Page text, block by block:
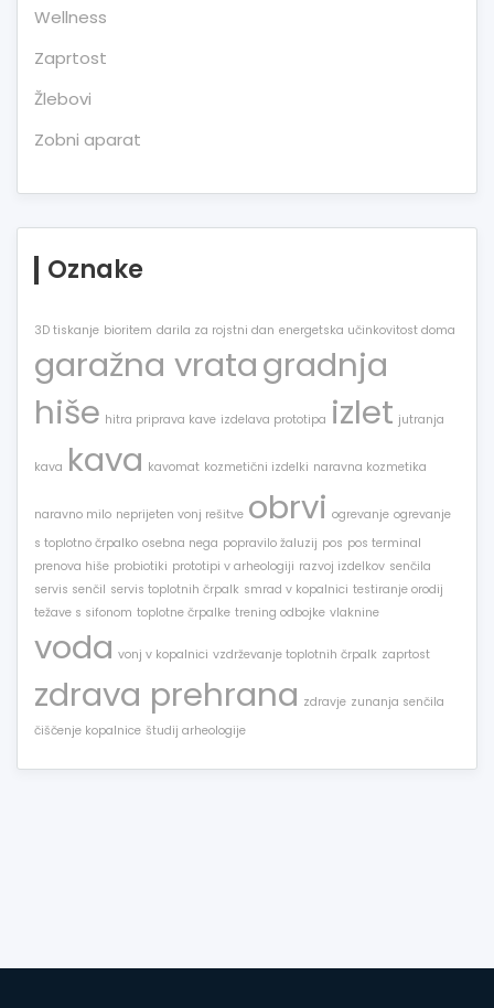
Wellness
Zaprtost
Žlebovi
Zobni aparat
Oznake
3D tiskanje bioritem darila za rojstni dan energetska učinkovitost doma
garažna vratagradnja
hiše hitra priprava kave izdelava prototipa izlet jutranja
kava kava kavomat kozmetični izdelki naravna kozmetika
naravno milo neprijeten vonj rešitve obrvi ogrevanje ogrevanje
s toplotno črpalko osebna nega popravilo žaluzij pos pos terminal
prenova hiše probiotiki prototipi v arheologiji razvoj izdelkov senčila
servis senčil servis toplotnih črpalk smrad v kopalnici testiranje orodij
težave s sifonom toplotne črpalke trening odbojke vlaknine
voda vonj v kopalnici vzdrževanje toplotnih črpalk zaprtost
zdrava prehrana zdravje zunanja senčila
čiščenje kopalnice študij arheologije